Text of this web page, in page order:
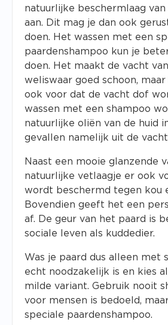
natuurlijke beschermlaag
aan. Dit mag je dan ook
doen. Het wassen met een
paardenshampoo kun je
doen. Het maakt de vacht
weliswaar goed schoon,
ook voor dat de vacht dof
wassen met een shampoo
natuurlijke oliën van de huid
gevallen namelijk uit de vacht
Naast een mooie glanzende
natuurlijke vetlaagje er ook
wordt beschermd tegen kou
Bovendien geeft het een
af. De geur van het paard is
sociale leven als kuddedier.
Was je paard dus alleen met
echt noodzakelijk is en kies
milde variant. Gebruik nooit
voor mensen is bedoeld,
speciale paardenshampoo.